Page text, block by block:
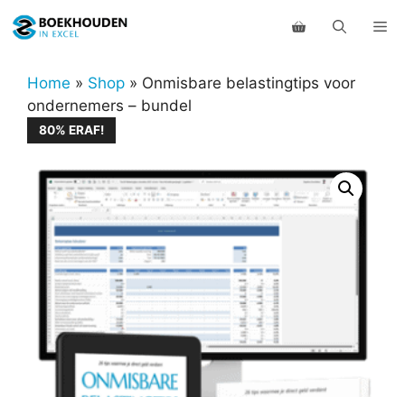
naar
inhoudHome » Shop » Onmisbare belastingtips voor
ondernemers – bundel
80% ERAF!